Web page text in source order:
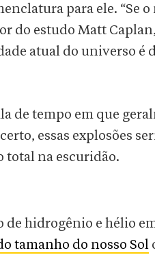
para ele. “Se
do estudo Matt
atual do universo é
de tempo em que
essas explosões
total na escuridão.
hidrogênio e hélio
tamanho do nosso Sol